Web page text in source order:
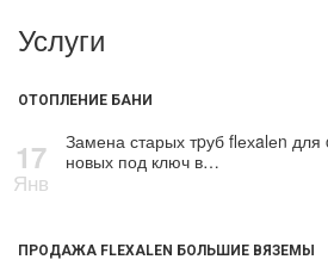
Услуги
ОТОПЛЕНИЕ БАНИ
17
Янв
Замена старых тpуб flехalеn для
новых под ключ в…
ПРОДАЖА FLEXALEN БОЛЬШИЕ ВЯЗЕМЫ